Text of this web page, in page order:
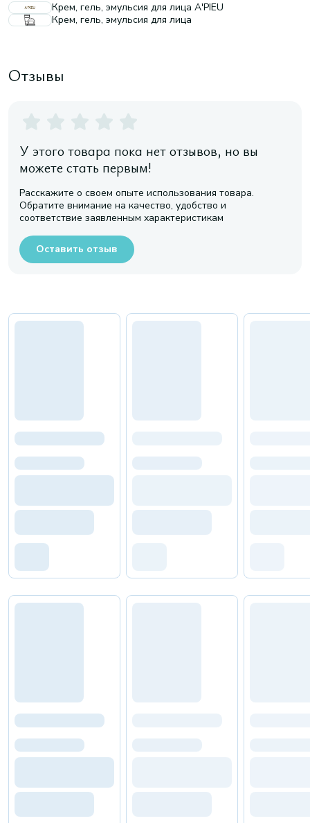
Крем, гель, эмульсия для лица A'PIEU
Крем, гель, эмульсия для лица
Отзывы
У этого товара пока нет отзывов, но вы
можете стать первым!
Расскажите о своем опыте использования товара.
Обратите внимание на качество, удобство и
соответствие заявленным характеристикам
Оставить отзыв